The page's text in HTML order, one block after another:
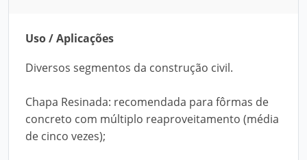
Uso / Aplicações
Diversos segmentos da construção civil.
Chapa Resinada: recomendada para fôrmas de
concreto com múltiplo reaproveitamento (média
de cinco vezes);